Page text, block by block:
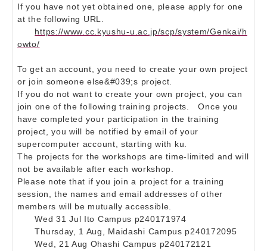
If you have not yet obtained one, please apply for one
at the following URL.
https://www.cc.kyushu-u.ac.jp/scp/system/Genkai/h
owto/
To get an account, you need to create your own project
or join someone else&#039;s project.
If you do not want to create your own project, you can
join one of the following training projects. Once you
have completed your participation in the training
project, you will be notified by email of your
supercomputer account, starting with ku.
The projects for the workshops are time-limited and will
not be available after each workshop.
Please note that if you join a project for a training
session, the names and email addresses of other
members will be mutually accessible.
Wed 31 Jul Ito Campus p240171974
Thursday, 1 Aug, Maidashi Campus p240172095
Wed, 21 Aug Ohashi Campus p240172121